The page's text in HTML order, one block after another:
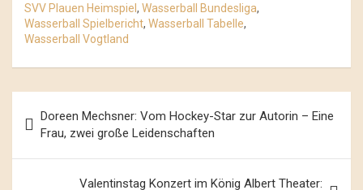
SVV Plauen Heimspiel , Wasserball Bundesliga,
Wasserball Spielbericht, Wasserball Tabelle,
Wasserball Vogtland
Navigation
Doreen Mechsner: Vom Hockey-Star zur Autorin – Eine
Frau, zwei große Leidenschaften
Valentinstag Konzert im König Albert Theater: